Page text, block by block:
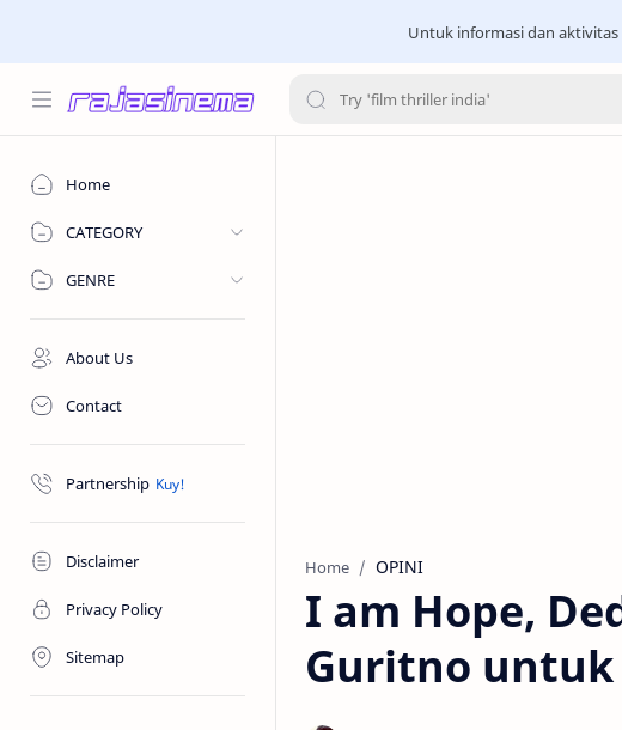
Untuk informasi dan
Home
CATEGORY
GENRE
About Us
Contact
Partnership
Disclaimer
Privacy Policy
Sitemap
Home OPINI
I am Hope,
Guritno